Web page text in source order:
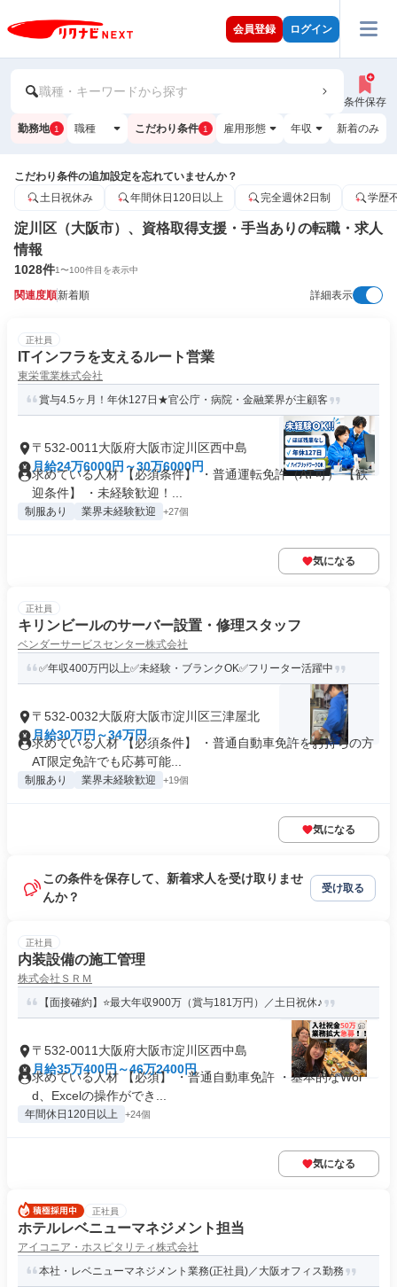
会員登録 ログイン
職種・キーワードから探す
条件保存
勤務地 1 職種 こだわり条件 1 雇用形態 年収 新着のみ
こだわり条件の追加設定を忘れていませんか？
土日祝休み
年間休日120日以上 完全週休2日制 学歴
淀川区（大阪市）、資格取得支援・手当ありの転職・求人
情報
1028件1〜100件目を表示中
関連度順新着順 詳細表示
正社員
ITインフラを支えるルート営業
東栄電業株式会社
賞与4.5ヶ月！年休127日★官公庁・病院・金融業界が主顧客
〒532-0011大阪府大阪市淀川区西中島
月給24万6000円～30万6000円
求めている人材 【必須条件】 ・普通運転免許（AT可） 【歓
迎条件】 ・未経験歓迎！...
制服あり 業界未経験歓迎 +27個
気になる
正社員
キリンビールのサーバー設置・修理スタッフ
ベンダーサービスセンター株式会社
✅年収400万円以上✅未経験・ブランクOK✅フリーター活躍中
〒532-0032大阪府大阪市淀川区三津屋北
月給30万円～34万円
求めている人材 【必須条件】 ・普通自動車免許をお持ちの方
AT限定免許でも応募可能...
制服あり 業界未経験歓迎 +19個
気になる
この条件を保存して、新着求人を受け取りませ
んか？
受け取る
正社員
内装設備の施工管理
株式会社ＳＲＭ
【面接確約】⭐最大年収900万（賞与181万円）／土日祝休♪
〒532-0011大阪府大阪市淀川区西中島
月給35万400円～46万2400円
求めている人材 【必須】 ・普通自動車免許 ・基本的なWor
d、Excelの操作ができ...
年間休日120日以上 +24個
気になる
正社員
ホテルレベニューマネジメント担当
アイコニア・ホスピタリティ株式会社
本社・レベニューマネジメント業務(正社員)／大阪オフィス勤務